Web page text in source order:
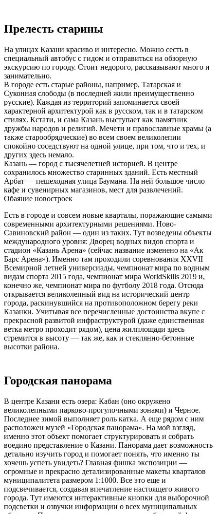
Прелесть старины
На улицах Казани красиво и интересно. Можно сесть в
специальный автобус с гидом и отправиться на обзорную
экскурсию по городу. Стоит недорого, рассказывают много и
занимательно.
В городе есть старые районы, например, Татарская и
Суконная слободы (в последней жили преимущественно
русские). Каждая из территорий запоминается своей
характерной архитектурой как в русском, так и в татарском
стилях. Кстати, и сама Казань выступает как памятник
дружбы народов и религий. Мечети и православные храмы (а
также старообрядческие) во всем своем великолепии
спокойно соседствуют на одной улице, при том, что и тех, и
других здесь немало.
Казань — город с тысячелетней историей. В центре
сохранилось множество старинных зданий. Есть местный
Арбат — пешеходная улица Баумана. На ней большое число
кафе и сувенирных магазинов, мест для развлечений.
Обаяние новостроек
Есть в городе и совсем новые кварталы, поражающие самыми
современными архитектурными решениями. Ново-
Савиновский район — один из таких. Тут возведены объекты
международного уровня: Дворец водных видов спорта и
стадион «Казань Арена» (сейчас название изменено на «Ак
Барс Арена»). Именно там проходили соревнования XXVII
Всемирной летней универсиады, чемпионат мира по вод­ным
видам спорта 2015 года, чемпионат мира WorldSkills 2019 и,
конечно же, чемпионат мира по футболу 2018 года. Отсюда
открывается великолепный вид на исторический центр
города, раскинувшийся на противоположном берегу реки
Казанки. Учитывая все перечисленные достоинства вкупе с
прекрасной развитой инфраструктурой (даже единственная
ветка метро проходит рядом), цена жилплощади здесь
стремится в высоту — так же, как и стеклянно-бетонные
высотки района.
Городская панорама
В центре Казани есть озера: Кабан (оно окружено
великолепными парково-прогулочными зонами) и Черное.
Последнее зимой выполняет роль катка. А еще рядом с ним
расположен музей «Городская панорама». На мой взгляд,
именно этот объект помогает структурировать и собрать
воедино представление о Казани. Панорама дает возможность
детально изучить город и помогает понять, что именно ты
хочешь успеть увидеть? Главная фишка экспозиции —
огромные и прекрасно детализированные макеты кварталов
муниципалитета размером 1:1000. Все это еще и
подсвечивается, создавая впечатление настоящего живого
города. Тут имеются интер­активные кнопки для выборочной
подсветки и озвучки информации о всех муниципальных